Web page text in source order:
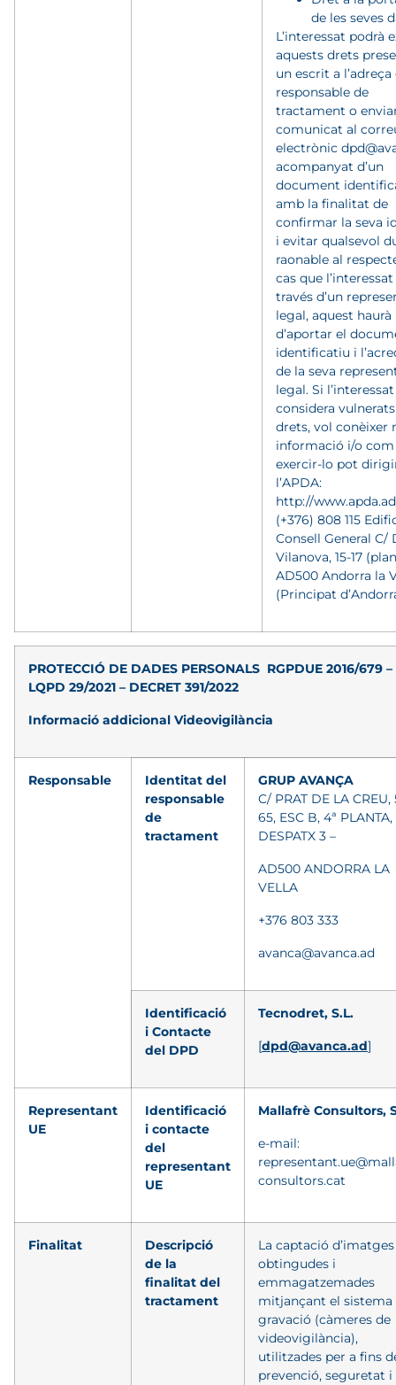
de les seves
L’interessat podrà
aquests drets
un escrit a l’adreça
responsable de
tractament o
comunicat al
electrònic
acompanyat d’un
document
amb la finalitat de
confirmar la seva
i evitar qualsevol
raonable al
cas que
través d’un
legal, aquest haurà
d’aportar el
identificatiu i
de la seva
legal. Si l’interessat
considera
drets, vol conèixer
informació i/o com
exercir-lo pot
l’APDA:
http://
(+376) 808 115
Consell General C/
Vilanova, 15-17
AD500 Andorra la
(Principat
PROTECCIÓ DE DADES PERSONALS RGPDUE 2016/679 –
LQPD 29/2021 – DECRET 391/2022
Informació addicional Videovigilància
Responsable
Identitat del
responsable
de
tractament
GRUP AVANÇA
C/ PRAT DE LA CREU,
65, ESC B, 4ª PLANTA,
DESPATX 3 –
AD500 ANDORRA LA
VELLA
+376 803 333
avanca@avanca.ad
Identificació
i Contacte
del DPD
Tecnodret, S.L.
[dpd@avanca.ad]
Representant
UE
Identificació
i contacte
del
representant
UE
Mallafrè Consultors,
e-mail:
consultors.cat
Finalitat
Descripció
de la
finalitat del
tractament
La captació d’imatges
obtingudes i
emmagatzemades
mitjançant el sistema
gravació (càmeres de
videovigilància),
utilitzades per a fins
prevenció, seguretat i